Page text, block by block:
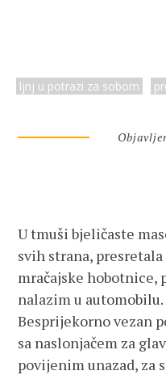
ljnj u potrazi za sobom
U tmuši bjeličaste
svih strana,
mračajske hobotnice,
nalazim u automobilu.
Besprijekorno vezan
sa naslonjačem za
povijenim unazad, za